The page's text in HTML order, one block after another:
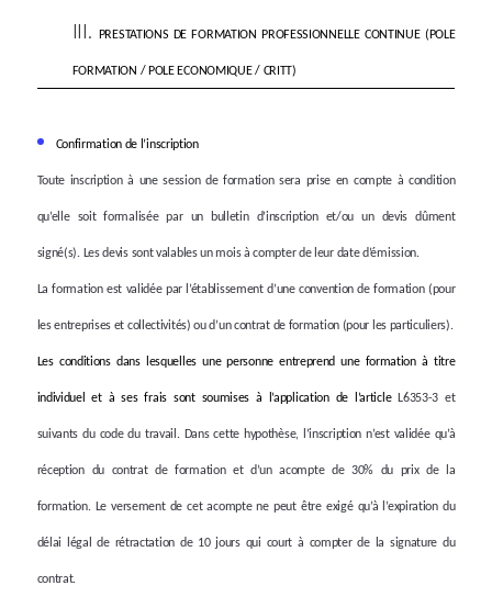
PRESTATIONS DE FORMATION PROFESSIONNELLE CONTINUE (POLE
FORMATION / POLE ECONOMIQUE / CRITT)
Confirmation de l’inscription
Toute inscription à une session de formation sera prise en compte à condition
qu’elle soit formalisée par un bulletin d’inscription et/ou un devis dûment
signé(s). Les devis sont valables un mois à compter de leur date d’émission.
La formation est validée par l’établissement d’une convention de formation (pour
les entreprises et collectivités) ou d’un contrat de formation (pour les particuliers).
Les conditions dans lesquelles une personne entreprend une formation à titre
individuel et à ses frais sont soumises à l’application de l’article L6353-3 et
suivants du code du travail. Dans cette hypothèse, l’inscription n’est validée qu’à
réception du contrat de formation et d’un acompte de 30% du prix de la
formation. Le versement de cet acompte ne peut être exigé qu’à l’expiration du
délai légal de rétractation de 10 jours qui court à compter de la signature du
contrat.